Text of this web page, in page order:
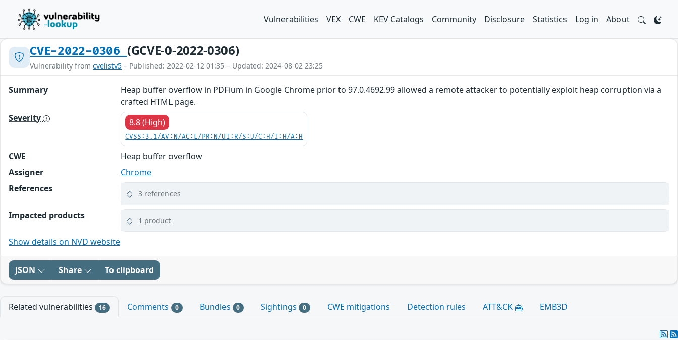
Vulnerabilities VEX CWE KEV Catalogs Community Disclosure Statistics Log in About
CVE-2022-0306 (GCVE-0-2022-0306)
Vulnerability from cvelistv5 – Published: 2022-02-12 01:35 – Updated: 2024-08-02 23:25
Summary
Heap buffer overflow in PDFium in Google Chrome prior to 97.0.4692.99 allowed a remote attacker to potentially exploit heap corruption via a
crafted HTML page.
Severity
8.8 (High)
CVSS:3.1/AV:N/AC:L/PR:N/UI:R/S:U/C:H/I:H/A:H
CWE
Heap buffer overflow
Assigner
Chrome
References
3 references
Impacted products 1 product
Show details on NVD website
JSON Share To clipboard
Related vulnerabilities 16 Comments 0 Bundles 0 Sightings 0 CWE mitigations Detection rules ATT&CK EMB3D